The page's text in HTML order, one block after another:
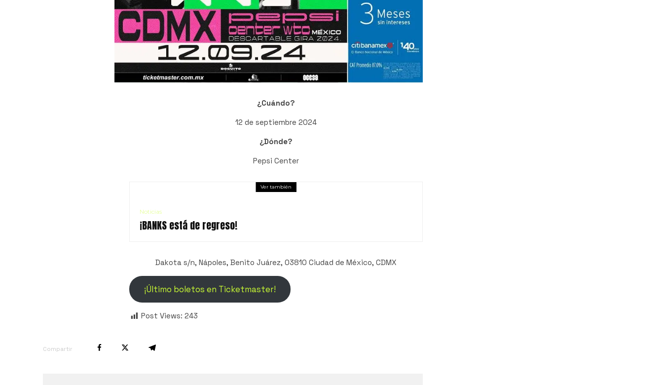
¿Cuándo?
12 de septiembre 2024
¿Dónde?
Pepsi Center
Ver también
Noticias
¡BANKS está de regreso!
Dakota s/n, Nápoles, Benito Juárez, 03810 Ciudad de México, CDMX
¡Último boletos en Ticketmaster!
Post Views: 243
Compartir